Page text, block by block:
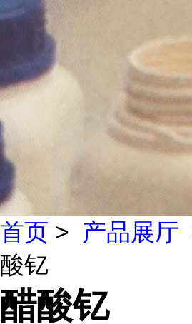
首页 > 产品展厅
酸钇
醋酸钇